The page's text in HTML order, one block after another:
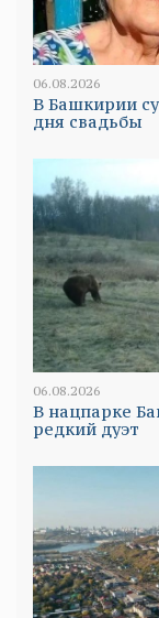
06.08.2026
В Башкирии
дня свадьбы
06.08.2026
В нацпарке
редкий дуэт